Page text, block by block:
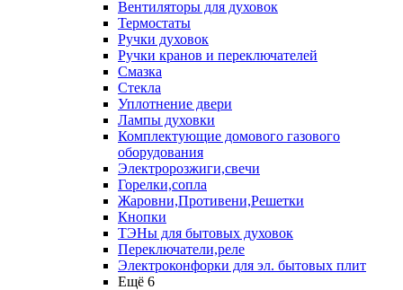
Вентиляторы для духовок
Термостаты
Ручки духовок
Ручки кранов и переключателей
Смазка
Стекла
Уплотнение двери
Лампы духовки
Комплектующие домового газового
оборудования
Электророзжиги,свечи
Горелки,сопла
Жаровни,Противени,Решетки
Кнопки
ТЭНы для бытовых духовок
Переключатели,реле
Электроконфорки для эл. бытовых плит
Ещё 6